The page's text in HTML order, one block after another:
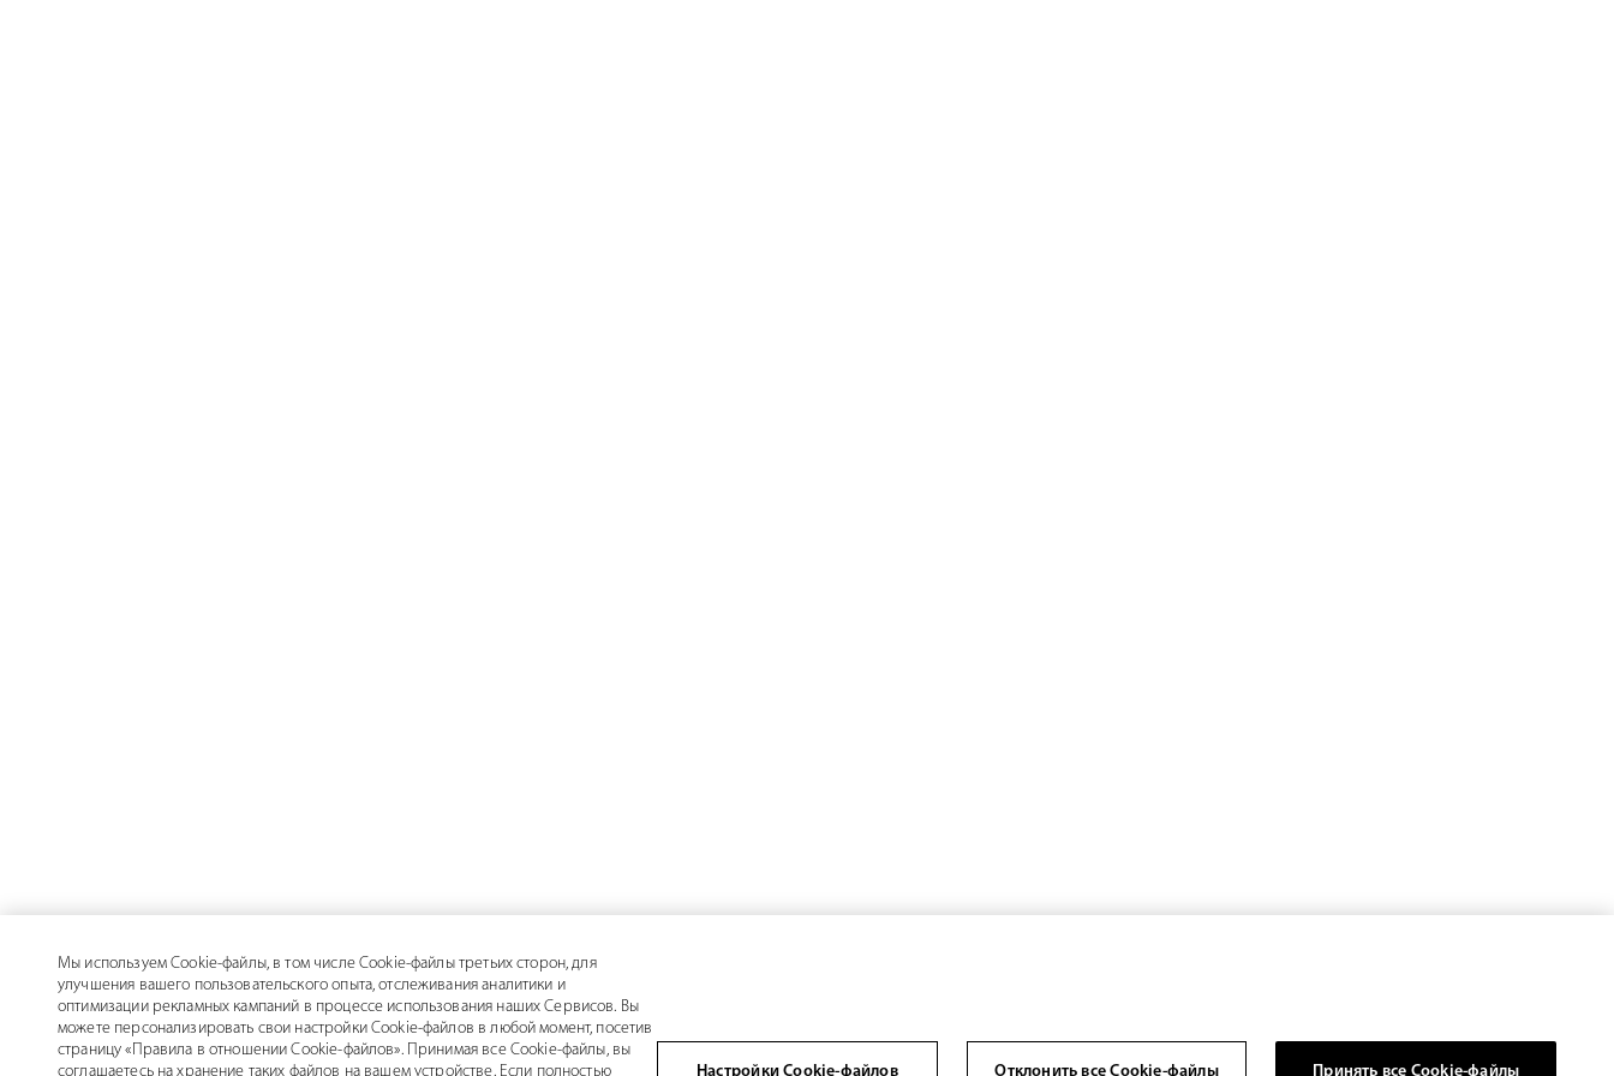
Мы используем Cookie-файлы, в том числе Cookie-файлы третьих сторон, для
улучшения вашего пользовательского опыта, отслеживания аналитики и
оптимизации рекламных кампаний в процессе использования наших Сервисов. Вы
можете персонализировать свои настройки Cookie-файлов в любой момент, посетив
страницу «Правила в отношении Cookie-файлов». Принимая все Cookie-файлы, вы
соглашаетесь на хранение таких файлов на вашем устройстве. Если полностью
Настройки Cookie-файлов Отклонить все Cookie-файлы Принять все Cookie-файлы